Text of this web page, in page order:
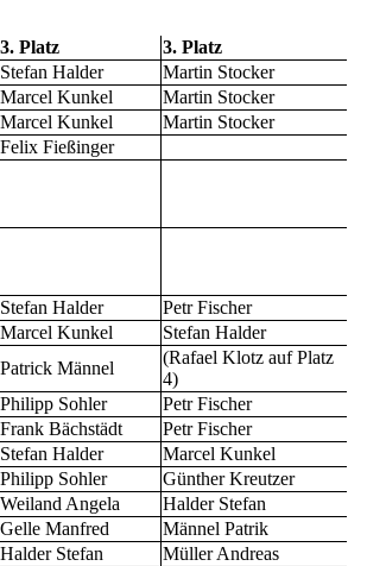
3. Platz
3. Platz
Stefan Halder
Martin Stocker
Marcel Kunkel
Martin Stocker
Marcel Kunkel
Martin Stocker
Felix Fießinger
Stefan Halder
Petr Fischer
Marcel Kunkel
Stefan Halder
Patrick Männel
(Rafael Klotz auf Platz
4)
Philipp Sohler
Petr Fischer
Frank Bächstädt
Petr Fischer
Stefan Halder
Marcel Kunkel
Philipp Sohler
Günther Kreutzer
Weiland Angela
Halder Stefan
Gelle Manfred
Männel Patrik
Halder Stefan
Müller Andreas